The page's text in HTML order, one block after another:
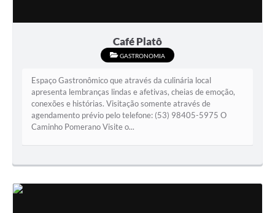
Café Platô
GASTRONOMIA
Espaço Gastronômico que através da culinária local
apresenta lembranças lindas e afetivas, cheias de emoção,
conexões e histórias. Visitação somente através de
agendamento prévio pelo telefone: (53) 98405-5975 O
Caminho Pomerano Visite o...